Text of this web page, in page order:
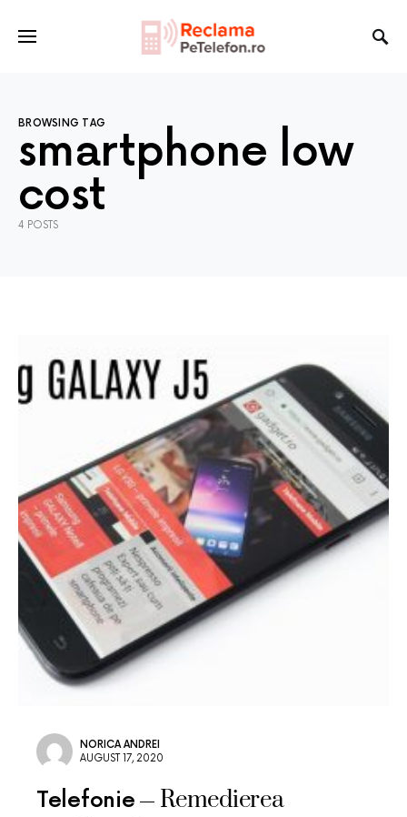
BROWSING TAG
smartphone low
cost
4 POSTS
NORICA ANDREI
AUGUST 17, 2020
Telefonie
Remedierea